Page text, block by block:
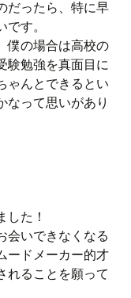
だったら、特に早
す。
僕の場合は高校の
験勉強を真面目に
ゃんとできるとい
なって思いがあり
した！
会いできなくなる
ードメーカー的才
れることを願って